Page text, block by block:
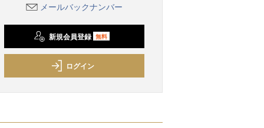
メールバックナンバー
新規会員登録 無料
ログイン